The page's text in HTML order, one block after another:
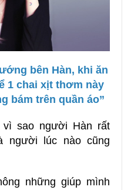
bên Hàn, khi ăn
1 chai xịt thơm này
bám trên quần áo”
sao người Hàn rất
người lúc nào cũng
những giúp mình